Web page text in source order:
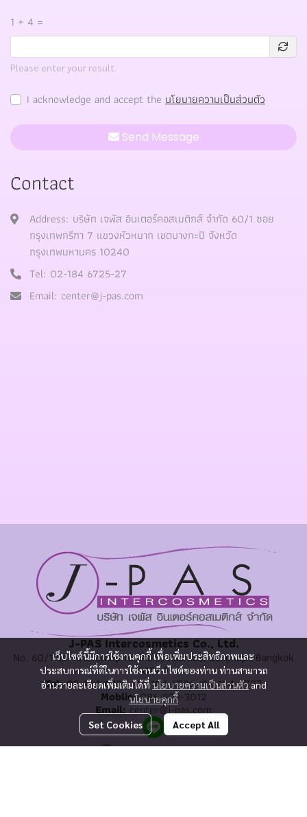
1 + 4 =
Please enter your result.
I acknowledge and accept the นโยบายความเป็นส่วนตัว
Send Message
Contact
Address: บริษัท เจพัส อินเตอร์คอสเมติกส์ จำกัด 60/1 ซอย
กรุงเทพกรีฑา 7 แขวงหัวหมาก เขตบางกะปิ จังหวัด
กรุงเทพมหานคร 10240
Tel: 02-184 6725-27
Email: center@j-pas.com
เว็บไซต์นี้มีการใช้งานคุกกี้ เพื่อเพิ่มประสิทธิภาพและ
ประสบการณ์ที่ดีในการใช้งานเว็บไซต์ของท่าน ท่านสามารถ
อ่านรายละเอียดเพิ่มเติมได้ที่นโยบายความเป็นส่วนตัวand
นโยบายคุกกี้
Set Cookies Accept All
J-PAS Intercosmetics Co., Ltd.
No. 60/1 Soi Krungthep-Kritha 7, Huamak, Bangkapi, Bangkok
10240
Tel:02-184-6725, 02-184-6726, 02-184-6727
Moblie:086-903-3012
Email:center@j-pas.com